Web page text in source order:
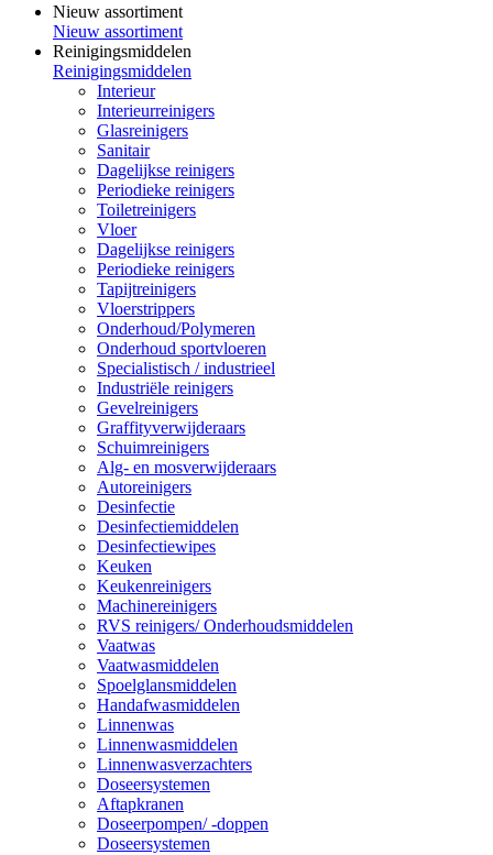
Nieuw assortiment
Nieuw assortiment
Reinigingsmiddelen
Reinigingsmiddelen
Interieur
Interieurreinigers
Glasreinigers
Sanitair
Dagelijkse reinigers
Periodieke reinigers
Toiletreinigers
Vloer
Dagelijkse reinigers
Periodieke reinigers
Tapijtreinigers
Vloerstrippers
Onderhoud/Polymeren
Onderhoud sportvloeren
Specialistisch / industrieel
Industriële reinigers
Gevelreinigers
Graffityverwijderaars
Schuimreinigers
Alg- en mosverwijderaars
Autoreinigers
Desinfectie
Desinfectiemiddelen
Desinfectiewipes
Keuken
Keukenreinigers
Machinereinigers
RVS reinigers/ Onderhoudsmiddelen
Vaatwas
Vaatwasmiddelen
Spoelglansmiddelen
Handafwasmiddelen
Linnenwas
Linnenwasmiddelen
Linnenwasverzachters
Doseersystemen
Aftapkranen
Doseerpompen/ -doppen
Doseersystemen